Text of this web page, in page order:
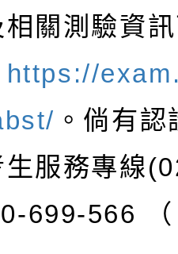
相關測驗資
https://
。倘有
服務專線
699-566
（